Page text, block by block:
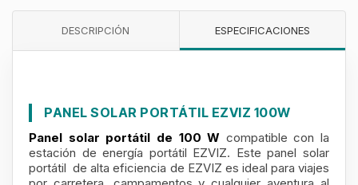
DESCRIPCIÓN ESPECIFICACIONES
PANEL SOLAR PORTÁTIL EZVIZ 100W
Panel solar portátil de 100 W compatible con la
estación de energía portátil EZVIZ. Este panel solar
portátil de alta eficiencia de EZVIZ es ideal para viajes